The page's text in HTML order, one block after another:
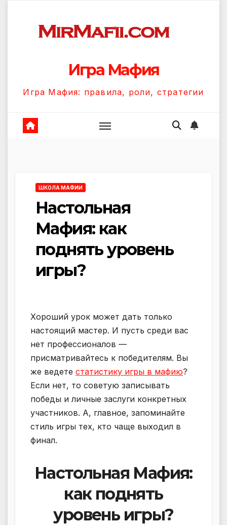
содержанию
Игра Мафия
Игра Мафия: правила, роли, стратегии
ШКОЛА МАФИИ
Настольная
Мафия: как
поднять уровень
игры?
Хороший урок может дать только
настоящий мастер. И пусть среди вас
нет профессионалов —
присматривайтесь к победителям. Вы
же ведете статистику игры в мафию?
Если нет, то советую записывать
победы и личные заслуги конкретных
участников. А, главное, запоминайте
стиль игры тех, кто чаще выходил в
финал.
Настольная Мафия:
как поднять
уровень игры?